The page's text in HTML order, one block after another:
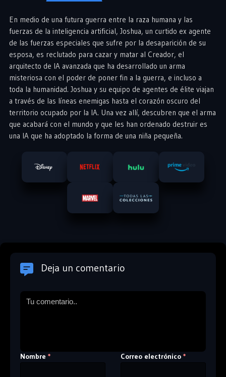
En medio de una futura guerra entre la raza humana y las
fuerzas de la inteligencia artificial, Joshua, un curtido ex agente
de las fuerzas especiales que sufre por la desaparición de su
esposa, es reclutado para cazar y matar al Creador, el
arquitecto de IA avanzada que ha desarrollado un arma
misteriosa con el poder de poner fin a la guerra, e incluso a
toda la humanidad. Joshua y su equipo de agentes de élite viajan
a través de las líneas enemigas hasta el corazón oscuro del
territorio ocupado por la IA. Una vez allí, descubren que el arma
que acabará con el mundo y que les han ordenado destruir es
una IA que ha adoptado la forma de una niña pequeña.
Deja un comentario
Nombre * Correo electrónico *